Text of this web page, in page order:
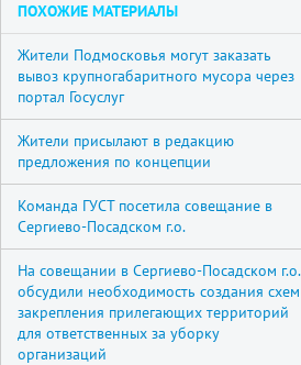
ПОХОЖИЕ МАТЕРИАЛЫ
Жители Подмосковья могут заказать
вывоз крупногабаритного мусора через
портал Госуслуг
Жители присылают в редакцию
предложения по концепции
Команда ГУСТ посетила совещание в
Сергиево-Посадском г.о.
На совещании в Сергиево-Посадском г.о.
обсудили необходимость создания схем
закрепления прилегающих территорий
для ответственных за уборку
организаций